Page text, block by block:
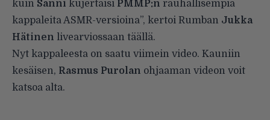
kuin Sanni kujertaisi PMMP:n rauhallisempia
kappaleita ASMR-versioina”, kertoi Rumban Jukka
Hätinen
livearviossaan täällä.
Nyt kappaleesta on saatu viimein video. Kauniin
kesäisen, Rasmus Purolan ohjaaman videon voit
katsoa alta.